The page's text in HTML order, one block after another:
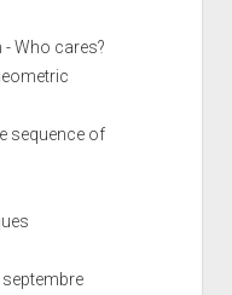
Who cares?
sequence of